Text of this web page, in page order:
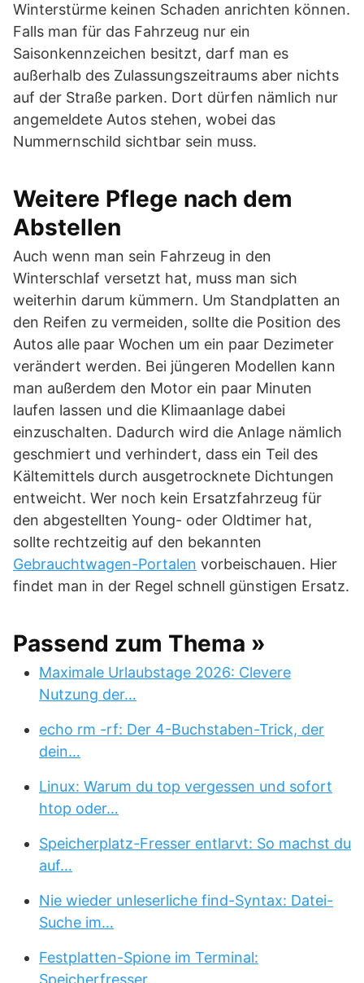
Winterstürme keinen Schaden anrichten können.
Falls man für das Fahrzeug nur ein
Saisonkennzeichen besitzt, darf man es
außerhalb des Zulassungszeitraums aber nichts
auf der Straße parken. Dort dürfen nämlich nur
angemeldete Autos stehen, wobei das
Nummernschild sichtbar sein muss.
Weitere Pflege nach dem
Abstellen
Auch wenn man sein Fahrzeug in den
Winterschlaf versetzt hat, muss man sich
weiterhin darum kümmern. Um Standplatten an
den Reifen zu vermeiden, sollte die Position des
Autos alle paar Wochen um ein paar Dezimeter
verändert werden. Bei jüngeren Modellen kann
man außerdem den Motor ein paar Minuten
laufen lassen und die Klimaanlage dabei
einzuschalten. Dadurch wird die Anlage nämlich
geschmiert und verhindert, dass ein Teil des
Kältemittels durch ausgetrocknete Dichtungen
entweicht. Wer noch kein Ersatzfahrzeug für
den abgestellten Young- oder Oldtimer hat,
sollte rechtzeitig auf den bekannten
Gebrauchtwagen-Portalen vorbeischauen. Hier
findet man in der Regel schnell günstigen Ersatz.
Passend zum Thema »
Maximale Urlaubstage 2026: Clevere
Nutzung der…
echo rm -rf: Der 4-Buchstaben-Trick, der
dein…
Linux: Warum du top vergessen und sofort
htop oder…
Speicherplatz-Fresser entlarvt: So machst du
auf…
Nie wieder unleserliche find-Syntax: Datei-
Suche im…
Festplatten-Spione im Terminal:
Speicherfresser…